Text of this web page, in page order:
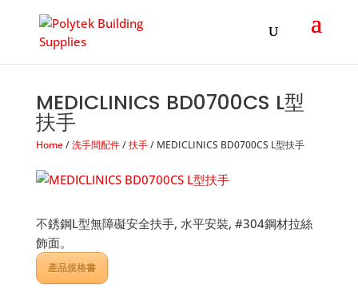
MEDICLINICS BD0700CS L型
扶手
Home/洗手間配件/扶手/ MEDICLINICS BD0700CS L型扶手
不銹鋼L型無障礙安全扶手, 水平安裝, #304鋼材拉絲
飾面。
產品規格書